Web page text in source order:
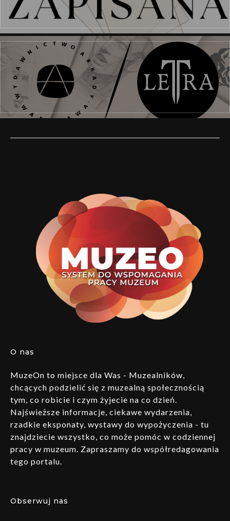
O nas
MuzeOn to miejsce dla Was - Muzealników,
chcących podzielić się z muzealną społecznością
tym, co robicie i czym żyjecie na co dzień.
Najświeższe informacje, ciekawe wydarzenia,
rzadkie eksponaty, wystawy do wypożyczenia - tu
znajdziecie wszystko, co może pomóc w codziennej
pracy w muzeum. Zapraszamy do współredagowania
tego portalu.
Obserwuj nas